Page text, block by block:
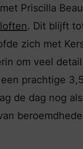
Priscilla
. Dit blijft
zich met
om veel
prachtige
de dag nog